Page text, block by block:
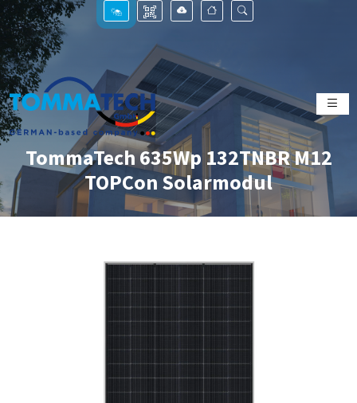
TommaTech 635Wp 132TNBR M12
TOPCon Solarmodul